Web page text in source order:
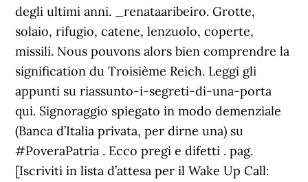
degli ultimi anni. _renataaribeiro. Grotte,
solaio, rifugio, catene, lenzuolo, coperte,
missili. Nous pouvons alors bien comprendre la
signification du Troisième Reich. Leggi gli
appunti su riassunto-i-segreti-di-una-porta
qui. Signoraggio spiegato in modo demenziale
(Banca d’Italia privata, per dirne una) su
#PoveraPatria . Ecco pregi e difetti . pag.
[Iscriviti in lista d’attesa per il Wake Up Call: